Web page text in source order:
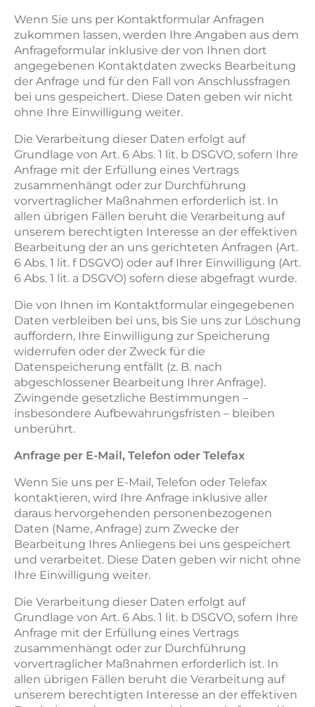
Wenn Sie uns per Kontaktformular Anfragen
zukommen lassen, werden Ihre Angaben aus dem
Anfrageformular inklusive der von Ihnen dort
angegebenen Kontaktdaten zwecks Bearbeitung
der Anfrage und für den Fall von Anschlussfragen
bei uns gespeichert. Diese Daten geben wir nicht
ohne Ihre Einwilligung weiter.
Die Verarbeitung dieser Daten erfolgt auf
Grundlage von Art. 6 Abs. 1 lit. b DSGVO, sofern Ihre
Anfrage mit der Erfüllung eines Vertrags
zusammenhängt oder zur Durchführung
vorvertraglicher Maßnahmen erforderlich ist. In
allen übrigen Fällen beruht die Verarbeitung auf
unserem berechtigten Interesse an der effektiven
Bearbeitung der an uns gerichteten Anfragen (Art.
6 Abs. 1 lit. f DSGVO) oder auf Ihrer Einwilligung (Art.
6 Abs. 1 lit. a DSGVO) sofern diese abgefragt wurde.
Die von Ihnen im Kontaktformular eingegebenen
Daten verbleiben bei uns, bis Sie uns zur Löschung
auffordern, Ihre Einwilligung zur Speicherung
widerrufen oder der Zweck für die
Datenspeicherung entfällt (z. B. nach
abgeschlossener Bearbeitung Ihrer Anfrage).
Zwingende gesetzliche Bestimmungen –
insbesondere Aufbewahrungsfristen – bleiben
unberührt.
Anfrage per E-Mail, Telefon oder Telefax
Wenn Sie uns per E-Mail, Telefon oder Telefax
kontaktieren, wird Ihre Anfrage inklusive aller
daraus hervorgehenden personenbezogenen
Daten (Name, Anfrage) zum Zwecke der
Bearbeitung Ihres Anliegens bei uns gespeichert
und verarbeitet. Diese Daten geben wir nicht ohne
Ihre Einwilligung weiter.
Die Verarbeitung dieser Daten erfolgt auf
Grundlage von Art. 6 Abs. 1 lit. b DSGVO, sofern Ihre
Anfrage mit der Erfüllung eines Vertrags
zusammenhängt oder zur Durchführung
vorvertraglicher Maßnahmen erforderlich ist. In
allen übrigen Fällen beruht die Verarbeitung auf
unserem berechtigten Interesse an der effektiven